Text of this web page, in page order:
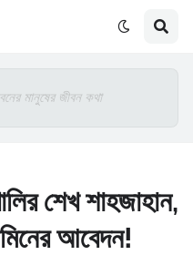
মানুষের জীবন কথা
শেখ শাহজাহান,
আবেদন!